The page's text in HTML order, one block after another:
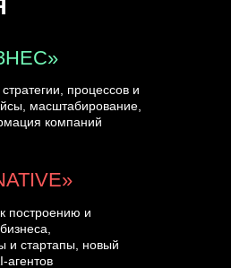
процессов и
масштабирование,
компаний
построению и
и стартапы, новый
агентов